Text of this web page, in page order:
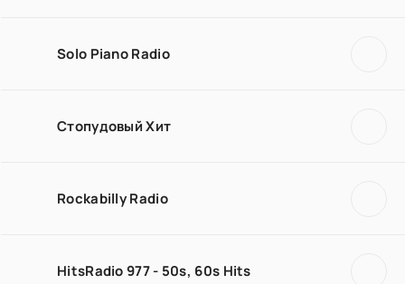
Solo Piano Radio
Стопудовый Хит
Rockabilly Radio
HitsRadio 977 - 50s, 60s Hits